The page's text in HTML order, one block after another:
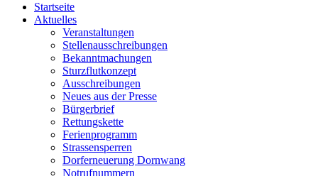
Startseite
Aktuelles
Veranstaltungen
Stellenausschreibungen
Bekanntmachungen
Sturzflutkonzept
Ausschreibungen
Neues aus der Presse
Bürgerbrief
Rettungskette
Ferienprogramm
Strassensperren
Dorferneuerung Dornwang
Notrufnummern